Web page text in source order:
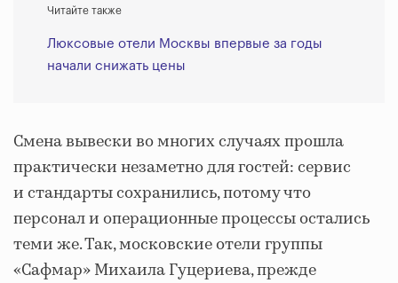
Читайте также
Люксовые отели Москвы впервые за годы
начали снижать цены
Смена вывески во многих случаях прошла
практически незаметно для гостей: сервис
и стандарты сохранились, потому что
персонал и операционные процессы остались
теми же. Так, московские отели группы
«Сафмар» Михаила Гуцериева, прежде